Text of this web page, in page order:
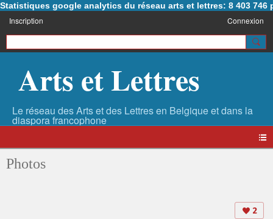
Statistiques google analytics du réseau arts et lettres: 8 403 746
Inscription Connexion
Arts et Lettres
Photos
2